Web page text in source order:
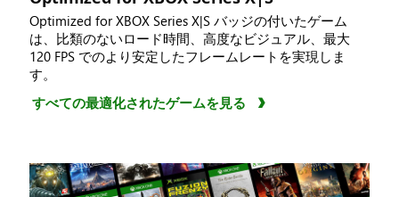
Optimized for XBOX Series X|S バッジの付いたゲーム
は、比類のないロード時間、高度なビジュアル、最大
120 FPS でのより安定したフレームレートを実現しま
す。
すべての最適化されたゲームを見る